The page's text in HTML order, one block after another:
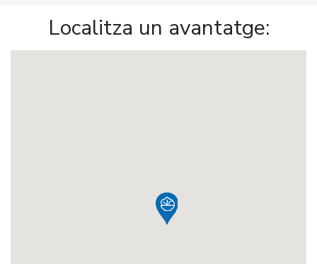
Localitza un avantatge: